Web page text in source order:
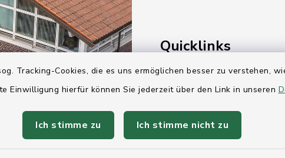
Tracking-Cookies, die es uns ermöglichen besser zu verstehen,
Einwilligung hierfür können Sie jederzeit über den Link in unseren
Ich stimme zu Ich stimme nicht zu
Quicklinks
Ihre Behördennummer
Holstein
Kreis Rendsburg-